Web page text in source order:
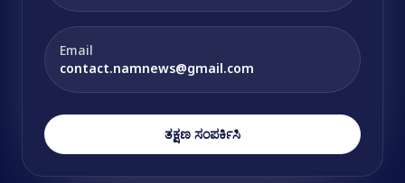
Email
contact.namnews@gmail.com
ತಕ್ಷಣ ಸಂಪರ್ಕಿಸಿ